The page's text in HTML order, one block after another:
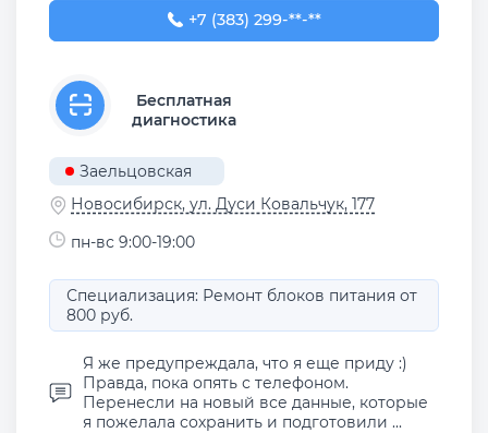
+7 (383) 299-13-99
+7 (383) 299-**-**
Бесплатная
диагностика
Заельцовская
Новосибирск, ул. Дуси Ковальчук, 177
пн-вс 9:00-19:00
Специализация: Ремонт блоков питания от
800 руб.
Я же предупреждала, что я еще приду :)
Правда, пока опять с телефоном.
Перенесли на новый все данные, которые
я пожелала сохранить и подготовили ...